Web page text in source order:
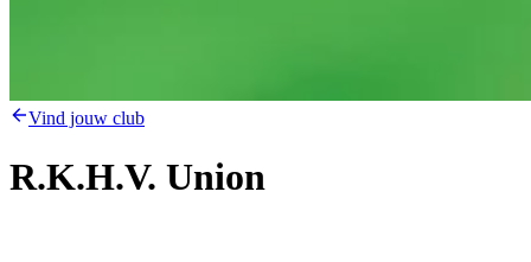
Vind jouw club
R.K.H.V. Union